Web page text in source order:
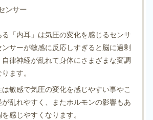
ンサー
「内耳」は気圧の変化を感じるセンサ
サーが敏感に反応しすぎると脳に過剰
律神経が乱れて身体にさまざまな変調
ます。
敏感で気圧の変化を感じやすい事やこ
乱れやすく、またホルモンの影響もあ
感じやすくなります。